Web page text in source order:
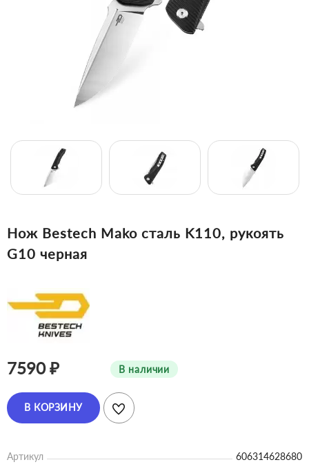
Нож Bestech Mako сталь K110, рукоять
G10 черная
7590 ₽ В наличии
В КОРЗИНУ
Артикул
606314628680